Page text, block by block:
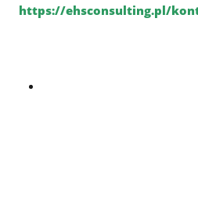
https://ehsconsulting.pl/